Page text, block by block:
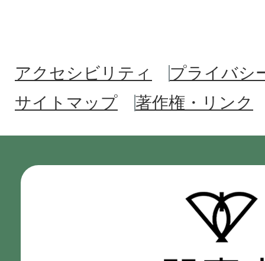
アクセシビリティ
プライバシ
サイトマップ
著作権・リンク